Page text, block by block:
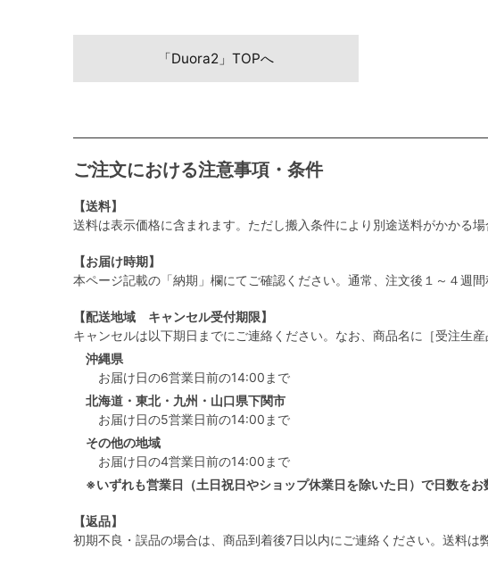
「Duora2」TOPへ
ご注文における注意事項・条件
【送料】
送料は表示価格に含まれます。ただし搬入条件により別途送料がかかる
【お届け時期】
本ページ記載の「納期」欄にてご確認ください。通常、注文後１～４週
【配送地域 キャンセル受付期限】
キャンセルは以下期日までにご連絡ください。なお、商品名に［受注生
沖縄県
お届け日の6営業日前の14:00まで
北海道・東北・九州・山口県下関市
お届け日の5営業日前の14:00まで
その他の地域
お届け日の4営業日前の14:00まで
※いずれも営業日（土日祝日やショップ休業日を除いた日）で日数をお
【返品】
初期不良・誤品の場合は、商品到着後7日以内にご連絡ください。送料